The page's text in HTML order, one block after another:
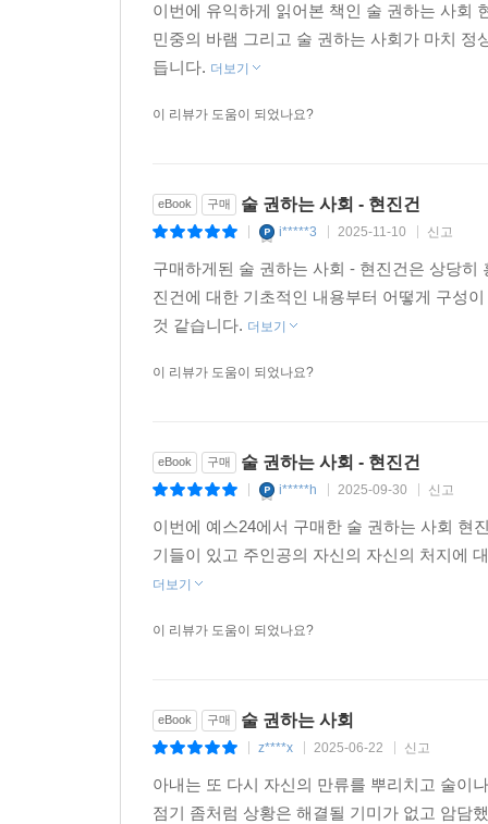
이번에 유익하게 읽어본 책인 술 권하는 사회
민중의 바램 그리고 술 권하는 사회가 마치
듭니다. 더보기
이 리뷰가 도움이 되었나요?
eBook 구매 술 권하는 사회 - 현진건
i*****3 2025-11-10 신고
구매하게된 술 권하는 사회 - 현진건은 상당
진건에 대한 기초적인 내용부터 어떻게 구성
것 같습니다. 더보기
이 리뷰가 도움이 되었나요?
eBook 구매 술 권하는 사회 - 현진건
i*****h 2025-09-30 신고
이번에 예스24에서 구매한 술 권하는 사회 현
기들이 있고 주인공의 자신의 자신의 처지에
더보기
이 리뷰가 도움이 되었나요?
eBook 구매 술 권하는 사회
z****x 2025-06-22 신고
아내는 또 다시 자신의 만류를 뿌리치고 술이
점기 좀처럼 상황은 해결될 기미가 없고 암담